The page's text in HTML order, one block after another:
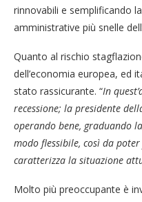
rinnovabili e semplificando
amministrative più snelle
Quanto al rischio
dell’economia europea, ed
stato rassicurante. “In
recessione; la presidente
operando bene, graduando
modo flessibile, così da
caratterizza la situazione
Molto più preoccupante è